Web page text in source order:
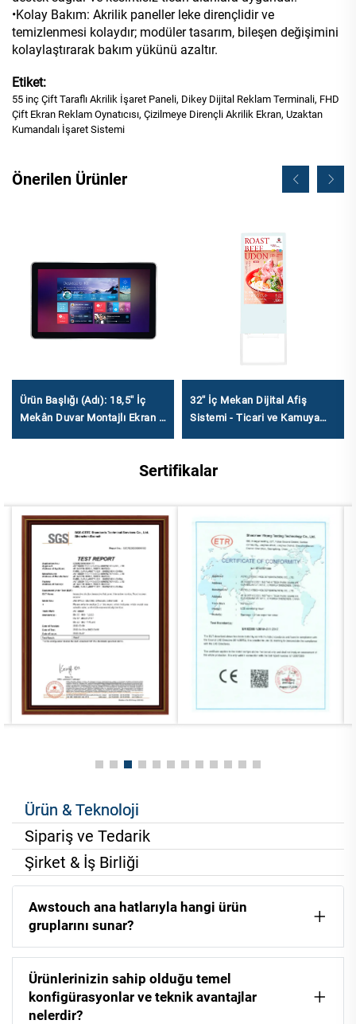
•Kolay Bakım: Akrilik paneller leke dirençlidir ve
temizlenmesi kolaydır; modüler tasarım, bileşen değişimini
kolaylaştırarak bakım yükünü azaltır.
Etiket:
55 inç Çift Taraflı Akrilik İşaret Paneli, Dikey Dijital Reklam Terminali, FHD
Çift Ekran Reklam Oynatıcısı, Çizilmeye Dirençli Akrilik Ekran, Uzaktan
Kumandalı İşaret Sistemi
Önerilen Ürünler
Ürün Başlığı (Adı): 18,5'' İç
Mekân Duvar Montajlı Ekran -
32'' İç Mekan Dijital Afiş
Sistemi - Ticari ve Kamuya
Sertifikalar
Ürün & Teknoloji
Sipariş ve Tedarik
Şirket & İş Birliği
Awstouch ana hatlarıyla hangi ürün
gruplarını sunar?
Ürünlerinizin sahip olduğu temel
konfigürasyonlar ve teknik avantajlar
nelerdir?